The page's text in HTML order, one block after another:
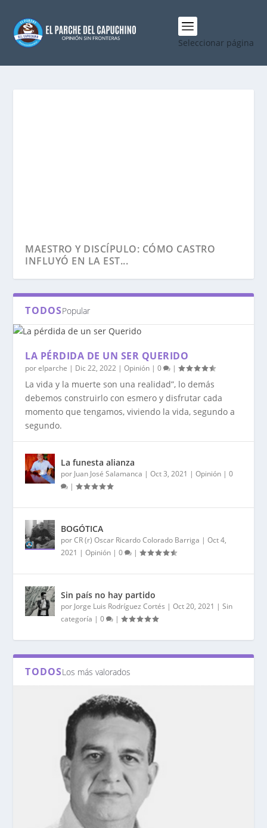
Seleccionar página
MAESTRO Y DISCÍPULO: CÓMO CASTRO
INFLUYÓ EN LA EST...
TÉMALE AL SILENCIO DE LA MAYORÍA
RESCATEMOS A LA SOCIEDAD
SIEMPRE POBRES
PAZ SIN SEGURIDAD ES CAOS
LA PAZ CON COSTOS PERO NO CUALQUIER
TODOSPopular
LA PÉRDIDA DE UN SER QUERIDO
porelparche | Dic 22, 2022 |Opinión |0 |
La vida y la muerte son una realidad”, lo demás
debemos construirlo con esmero y disfrutar cada
momento que tengamos, viviendo la vida, segundo a
segundo.
La funesta alianza
por Juan José Salamanca |Oct 3, 2021 |Opinión |0
|
BOGÓTICA
porCR (r) Oscar Ricardo Colorado Barriga |Oct 4,
2021 |Opinión |0 |
Sin país no hay partido
por Jorge Luis Rodríguez Cortés |Oct 20, 2021 |Sin
categoría |0 |
TODOSLos más valorados